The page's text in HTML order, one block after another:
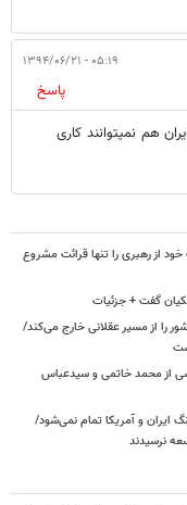
۰۵:۱۹ - ۱۳۹۴/۰۶/۲۱
پاسخ
هم نمیتوانند کاری
از رهبری را تنها قرائت مشروع
گفت + جزئیات
را از مسیر عقلانی خارج می‌کند/
از محمد خاتمی و سیدعباس
ایران و آمریکا تمام نمی‌شود/
نرسیدند